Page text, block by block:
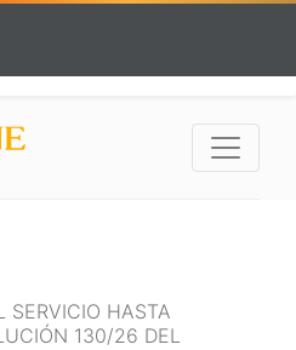
SERVICIO HASTA
130/26 DEL